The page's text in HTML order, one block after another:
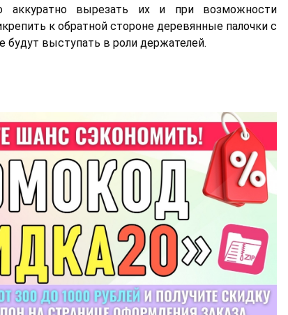
аккуратно вырезать их и при возможности
к обратной стороне деревянные палочки с
выступать в роли держателей.